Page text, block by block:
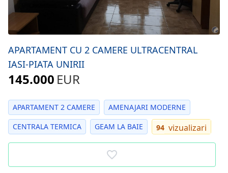
APARTAMENT CU 2 CAMERE ULTRACENTRAL
IASI-PIATA UNIRII
145.000 EUR
APARTAMENT 2 CAMERE
AMENAJARI MODERNE
CENTRALA TERMICA
GEAM LA BAIE vizualizari
94